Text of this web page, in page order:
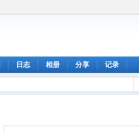
日志 相册 分享 记录